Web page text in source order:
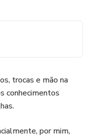
trocas e mão na
conhecimentos
por mim,